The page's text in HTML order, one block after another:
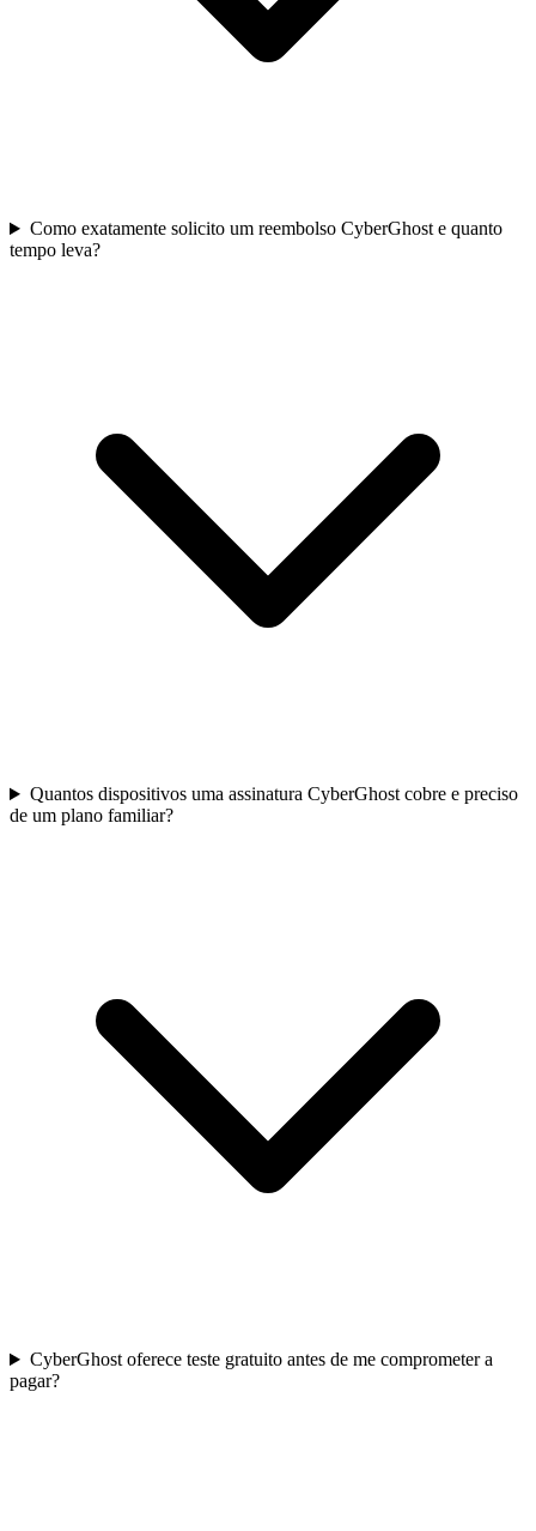
Como exatamente solicito um reembolso CyberGhost e quanto
tempo leva?
Quantos dispositivos uma assinatura CyberGhost cobre e preciso
de um plano familiar?
CyberGhost oferece teste gratuito antes de me comprometer a
pagar?